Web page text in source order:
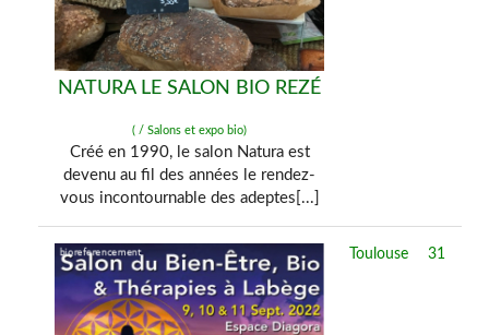
NATURA LE SALON BIO REZÉ
( / Salons et expo bio)
Créé en 1990, le salon Natura est
devenu au fil des années le rendez-
vous incontournable des adeptes[...]
Toulouse 31